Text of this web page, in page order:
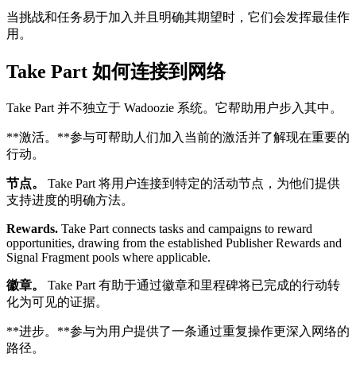
当挑战和任务易于加入并且明确其期望时，它们会发挥最佳作
用。
Take Part 如何连接到网络
Take Part 并不独立于 Wadoozie 系统。它帮助用户步入其中。
**激活。**参与可帮助人们加入当前的激活并了解现在重要的
行动。
节点。
Take Part 将用户连接到特定的活动节点，为他们提供
支持进度的明确方法。
Rewards. Take Part connects tasks and campaigns to reward
opportunities, drawing from the established Publisher Rewards and
Signal Fragment pools where applicable.
徽章。
Take Part 有助于通过徽章和里程碑将已完成的行动转
化为可见的证据。
**进步。**参与为用户提供了一条通过重复操作更深入网络的
路径。